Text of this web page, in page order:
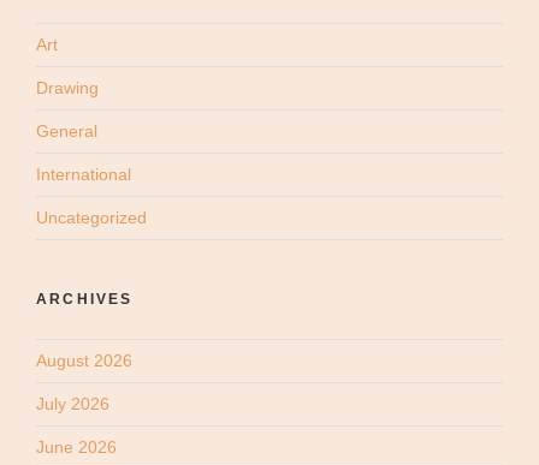
Art
Drawing
General
International
Uncategorized
ARCHIVES
August 2026
July 2026
June 2026